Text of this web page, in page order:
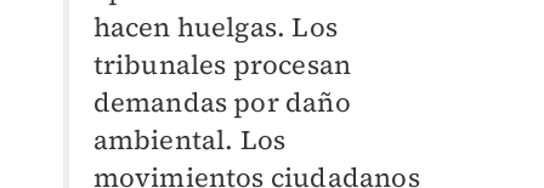
hacen huelgas. Los
tribunales procesan
demandas por daño
ambiental. Los
movimientos ciudadanos